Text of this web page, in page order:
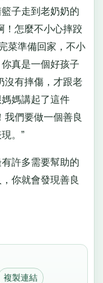
子走到老奶奶的
！怎麼不小心摔跤
菜準備回家，不小
真是一個好孩子
沒有摔傷，才跟老
媽講起了這件
我們要做一個善良
。”
許多需要幫助的
你就會發現善良
複製連結